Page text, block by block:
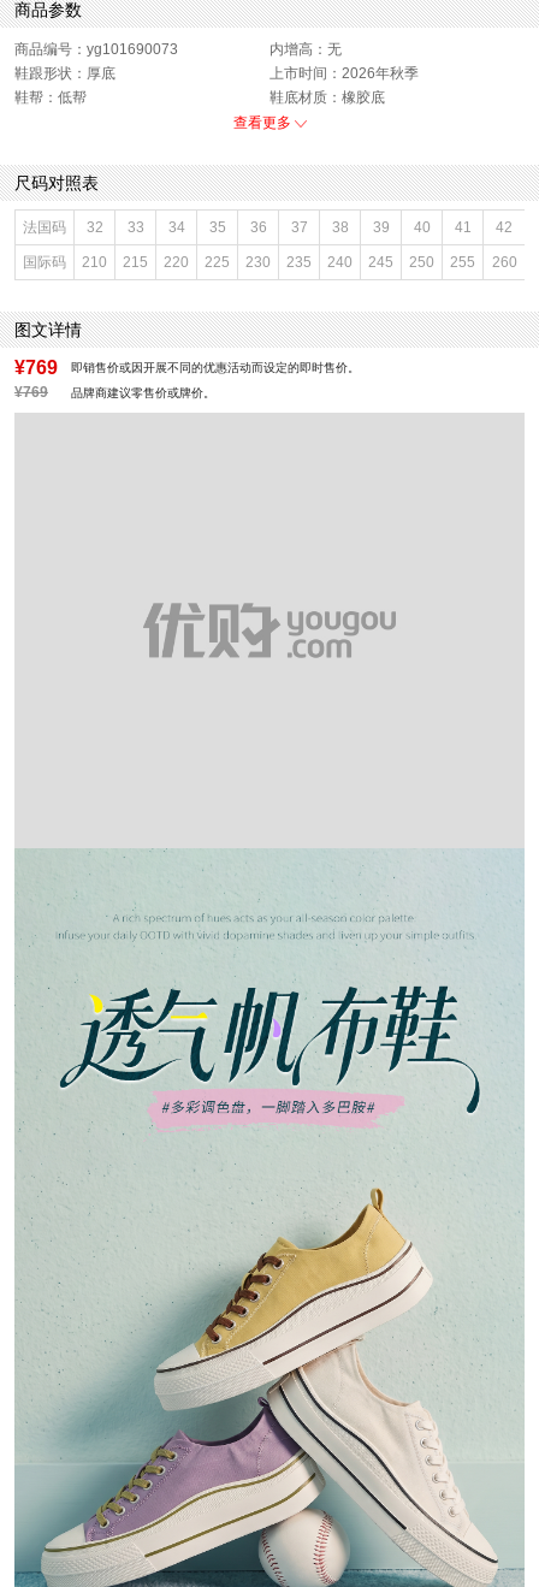
商品参数
商品编号：yg101690073
内增高：无
鞋跟形状：厚底
上市时间：2026年秋季
鞋帮：低帮
鞋底材质：橡胶底
色系：黑色
闭合方式：系带
前掌高度：2CM
款式季节：秋季
配跟：无
鞋垫材质：织物面料
鞋头款式：圆头
鞋面材质：纺织品
鞋面图案：纯色
参考鞋长(女)：25CM
适用人群：女子
性别：女子
皮质特征：软面皮
里料材质：织物面料
防水台高度：无
风格：休闲
查看更多
尺码对照表
法国码 32 33 34 35 36 37 38 39 40 41 42
国际码 210 215 220 225 230 235 240 245 250 255 260
图文详情
¥769 即销售价或因开展不同的优惠活动而设定的即时售价。
¥769 品牌商建议零售价或牌价。